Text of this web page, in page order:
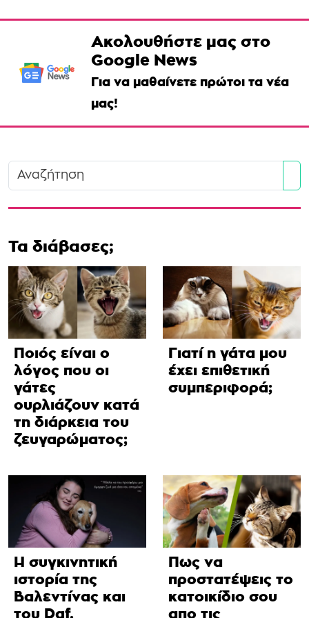
Ακολουθήστε μας στο
Google News
Για να μαθαίνετε πρώτοι τα νέα
μας!
Τα διάβασες;
Ποιός είναι ο
λόγος που οι
γάτες
ουρλιάζουν κατά
τη διάρκεια του
ζευγαρώματος;
Γιατί η γάτα μου
έχει επιθετική
συμπεριφορά;
Η συγκινητική
ιστορία της
Βαλεντίνας και
του Daf.
Πως να
προστατέψεις το
κατοικίδιο σου
απο τις